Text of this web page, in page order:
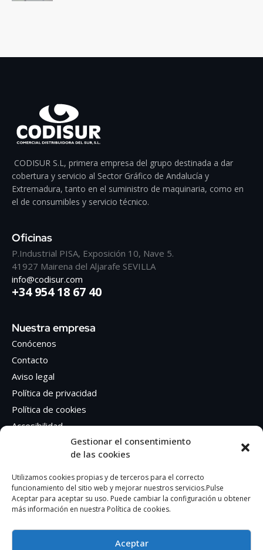
Gestionar el consentimiento
de las cookies
Utilizamos cookies propias y de terceros para el correcto
funcionamiento del sitio web y mejorar nuestros servicios.Pulse
Aceptar para aceptar su uso. Puede cambiar la configuración u obtener
más información en nuestra Política de cookies.
Aceptar
CODISUR S.L, primera empresa del grupo destinada a dar
cobertura y servicio al Sector Gráfico de Andalucía y
Extremadura, tanto en el suministro de maquinaria, como en
el de consumibles y servicio técnico.
Oficinas
P.Industrial PISA, Exposición 10, Nave 5.
41927 Mairena del Aljarafe SEVILLA
info@codisur.com
+34 954 18 67 40
Nuestra empresa
Conócenos
Contacto
Aviso legal
Política de privacidad
Política de cookies
Accesibilidad
Síguenos en Redes sociales
Facebook
Instagram